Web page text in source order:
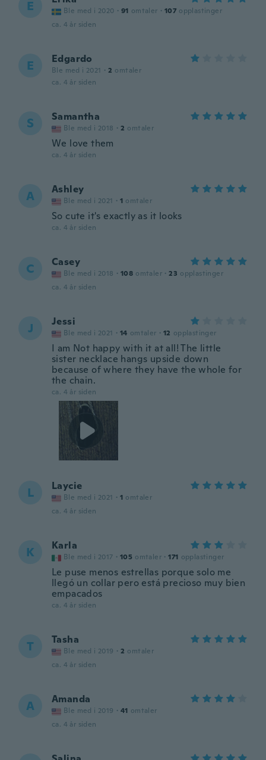
E Ble med i 2020 · 91 omtaler · 107 opplastinger
ca. 4 år siden
E Edgardo
Ble med i 2021 · 2 omtaler
ca. 4 år siden
S Samantha
Ble med i 2018 · 2 omtaler
We love them
ca. 4 år siden
A Ashley
Ble med i 2021 · 1 omtaler
So cute it's exactly as it looks
ca. 4 år siden
C Casey
Ble med i 2018 · 108 omtaler · 23 opplastinger
ca. 4 år siden
J Jessi
Ble med i 2021 · 14 omtaler · 12 opplastinger
I am Not happy with it at all! The little
sister necklace hangs upside down
because of where they have the whole for
the chain.
ca. 4 år siden
L Laycie
Ble med i 2021 · 1 omtaler
ca. 4 år siden
K Karla
Ble med i 2017 · 105 omtaler · 171 opplastinger
Le puse menos estrellas porque solo me
llegó un collar pero está precioso muy bien
empacados
ca. 4 år siden
T Tasha
Ble med i 2019 · 2 omtaler
ca. 4 år siden
A Amanda
Ble med i 2019 · 41 omtaler
ca. 4 år siden